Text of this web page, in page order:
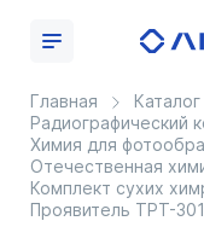
Главная
Каталог
Радиографический
Химия для
Отечественная
Комплект сухих
Проявитель ТРТ-